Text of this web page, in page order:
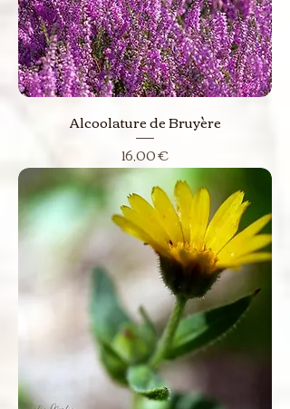
Alcoolature de Bruyère
Prix
16,00 €